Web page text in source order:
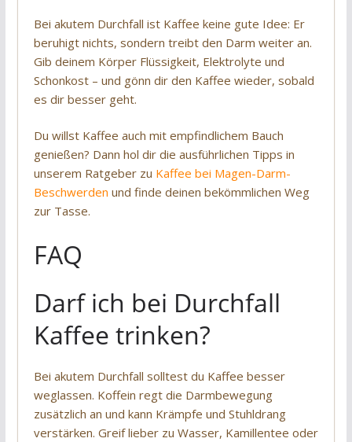
Bei akutem Durchfall ist Kaffee keine gute Idee: Er
beruhigt nichts, sondern treibt den Darm weiter an.
Gib deinem Körper Flüssigkeit, Elektrolyte und
Schonkost – und gönn dir den Kaffee wieder, sobald
es dir besser geht.
Du willst Kaffee auch mit empfindlichem Bauch
genießen? Dann hol dir die ausführlichen Tipps in
unserem Ratgeber zu Kaffee bei Magen-Darm-
Beschwerden und finde deinen bekömmlichen Weg
zur Tasse.
FAQ
Darf ich bei Durchfall
Kaffee trinken?
Bei akutem Durchfall solltest du Kaffee besser
weglassen. Koffein regt die Darmbewegung
zusätzlich an und kann Krämpfe und Stuhldrang
verstärken. Greif lieber zu Wasser, Kamillentee oder